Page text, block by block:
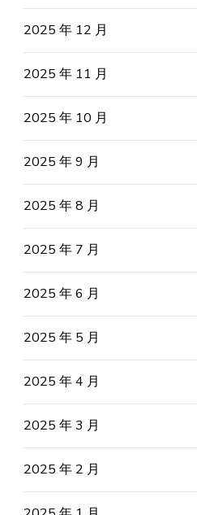
2025 年 12 月
2025 年 11 月
2025 年 10 月
2025 年 9 月
2025 年 8 月
2025 年 7 月
2025 年 6 月
2025 年 5 月
2025 年 4 月
2025 年 3 月
2025 年 2 月